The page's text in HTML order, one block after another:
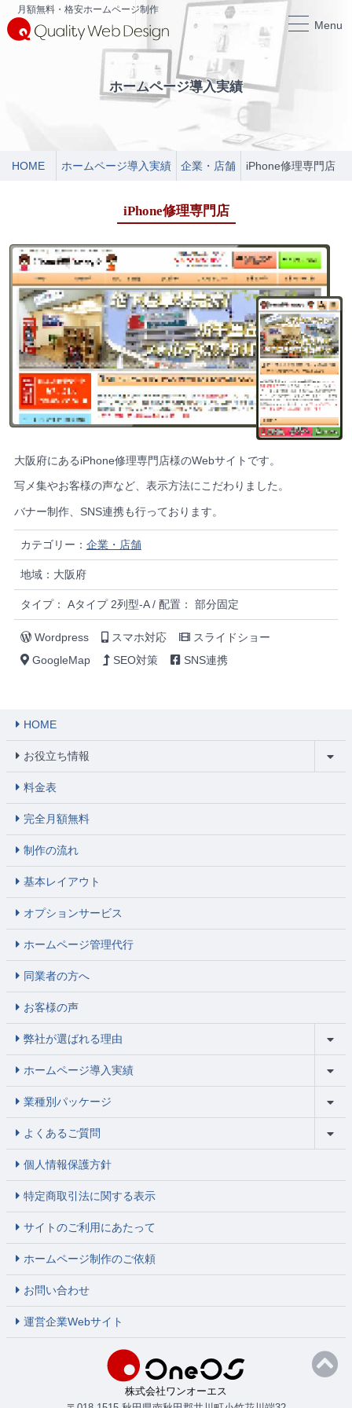
月額無料・格安ホームページ制作
Menu
ホームページ導入実績
HOME ホームページ導入実績 企業・店舗 iPhone修理専門店
iPhone修理専門店
大阪府にあるiPhone修理専門店様のWebサイトです。
写メ集やお客様の声など、表示方法にこだわりました。
バナー制作、SNS連携も行っております。
カテゴリー： 企業・店舗
地域：大阪府
タイプ： Aタイプ 2列型-A / 配置： 部分固定
Wordpress スマホ対応
スライドショー
GoogleMap
SEO対策 SNS連携
HOME
お役立ち情報
料金表
完全月額無料
制作の流れ
基本レイアウト
オプションサービス
ホームページ管理代行
同業者の方へ
お客様の声
弊社が選ばれる理由
ホームページ導入実績
業種別パッケージ
よくあるご質問
個人情報保護方針
特定商取引法に関する表示
サイトのご利用にあたって
ホームページ制作のご依頼
お問い合わせ
運営企業Webサイト
株式会社ワンオーエス